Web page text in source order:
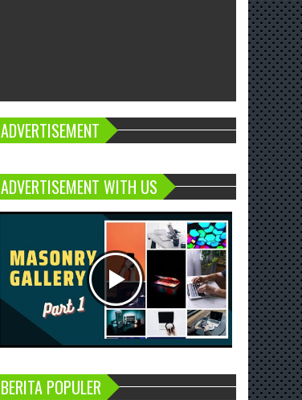
ADVERTISEMENT
ADVERTISEMENT WITH US
BERITA POPULER